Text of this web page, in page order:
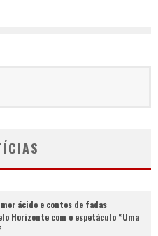
ácido e contos de fadas
Horizonte com o espetáculo “Uma